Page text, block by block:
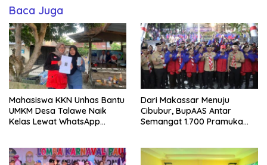
Baca Juga
Mahasiswa KKN Unhas Bantu
UMKM Desa Talawe Naik
Kelas Lewat WhatsApp
Dari Makassar Menuju
Cibubur, BupAAS Antar
Semangat 1.700 Pramuka